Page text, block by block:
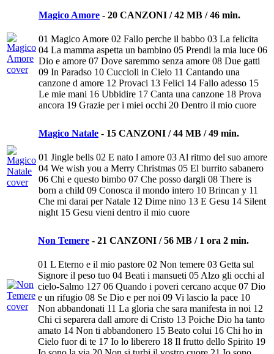
Magico Amore - 20 CANZONI / 42 MB / 46 min.
01 Magico Amore 02 Fallo perche il babbo 03 La felicita
04 La mamma aspetta un bambino 05 Prendi la mia luce 06
Dio e amore 07 Dove saremmo senza amore 08 Due gatti
09 In Paradso 10 Cuccioli in Cielo 11 Cantando una
canzone d amore 12 Provaci 13 Felici 14 Fallo adesso 15
Le mie mani 16 Ubbidire 17 Canta una canzone 18 Prova
ancora 19 Grazie per i miei occhi 20 Dentro il mio cuore
Magico Natale - 15 CANZONI / 44 MB / 49 min.
01 Jingle bells 02 E nato l amore 03 Al ritmo del suo amore
04 We wish you a Merry Christmas 05 El burrito sabanero
06 Chi e questo bimbo 07 Che posso dargli 08 There is
born a child 09 Conosca il mondo intero 10 Brincan y 11
Che mi darai per Natale 12 Dime nino 13 E Gesu 14 Silent
night 15 Gesu vieni dentro il mio cuore
Non Temere - 21 CANZONI / 56 MB / 1 ora 2 min.
01 L Eterno e il mio pastore 02 Non temere 03 Getta sul
Signore il peso tuo 04 Beati i mansueti 05 Alzo gli occhi al
cielo-Salmo 127 06 Quando i poveri cercano acque 07 Dio
e un rifugio 08 Se Dio e per noi 09 Vi lascio la pace 10
Non abbandonati 11 La gloria che sara manifesta in noi 12
Chi ci separera dall amore di Cristo 13 Poiche Dio ha tanto
amato 14 Non ti abbandonero 15 Beato colui 16 Chi ho in
Cielo fuor di te 17 Io lo liberero 18 Il frutto dello Spirito 19